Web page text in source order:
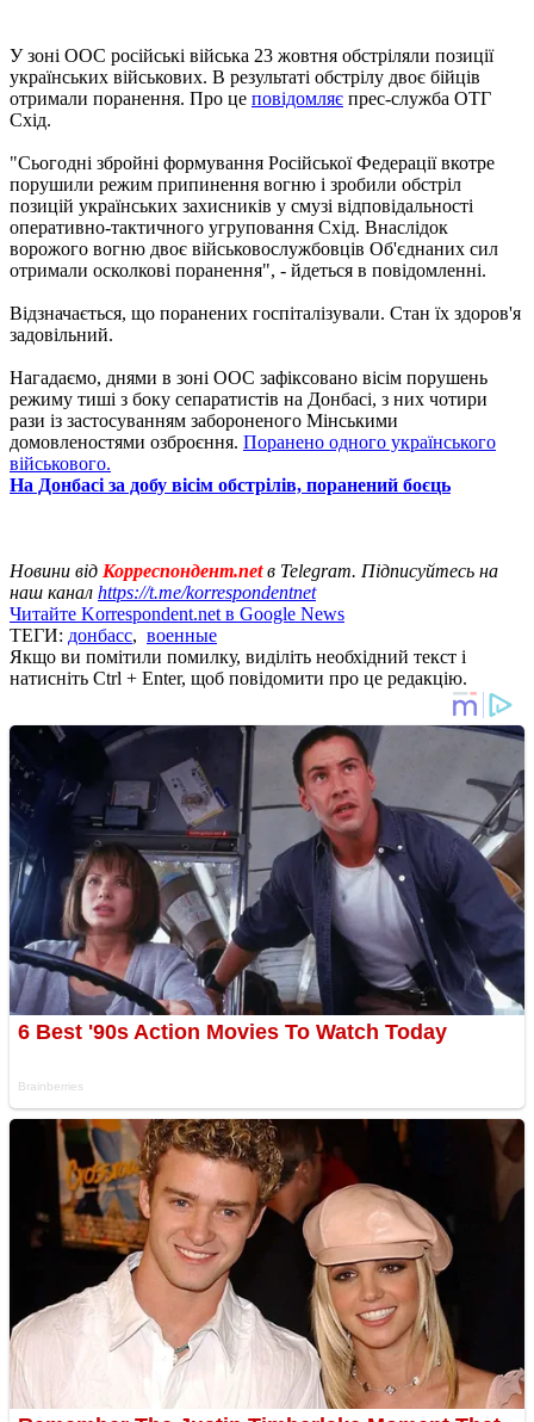
У зоні ООС російські війська 23 жовтня обстріляли позиції
українських військових. В результаті обстрілу двоє бійців
отримали поранення. Про це повідомляє прес-служба ОТГ
Схід.
"Сьогодні збройні формування Російської Федерації вкотре
порушили режим припинення вогню і зробили обстріл
позицій українських захисників у смузі відповідальності
оперативно-тактичного угруповання Схід. Внаслідок
ворожого вогню двоє військовослужбовців Об'єднаних сил
отримали осколкові поранення", - йдеться в повідомленні.
Відзначається, що поранених госпіталізували. Стан їх здоров'я
задовільний.
Нагадаємо, днями в зоні ООС зафіксовано вісім порушень
режиму тиші з боку сепаратистів на Донбасі, з них чотири
рази із застосуванням забороненого Мінськими
домовленостями озброєння. Поранено одного українського
військового.
На Донбасі за добу вісім обстрілів, поранений боєць
Новини від Корреспондент.netв Telegram. Підписуйтесь на
наш канал https://t.me/korrespondentnet
Читайте Korrespondent.net в Google News
ТЕГИ: донбасс, военные
Якщо ви помітили помилку, виділіть необхідний текст і
натисніть Ctrl + Enter, щоб повідомити про це редакцію.